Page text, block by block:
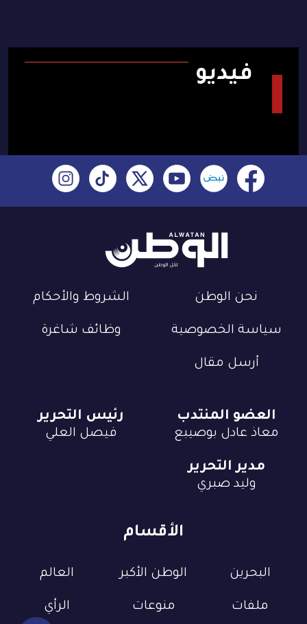
فيديو
نحن الوطن الشروط والأحكام
سياسة الخصوصية وظائف شاغرة
أرسل مقال
الأقسام
البحرين الوطن الأكبر العالم
ملفات منوعات الرأي
العضو المنتدب
معاذ عادل بوصيبع
رئيس التحرير
فيصل العلي
مدير التحرير
وليد صبري